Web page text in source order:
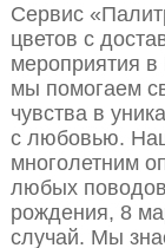
Сервис
цветов с
мероприятия
мы помогаем
чувства в
с любовью.
многолетним
любых
рождения, 8
случай. Мы